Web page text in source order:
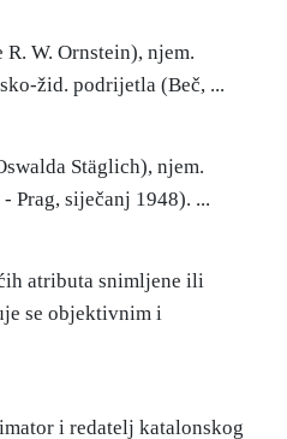
W. Ornstein), njem.
žid. podrijetla (Beč, ...
Stäglich), njem.
Prag, siječanj 1948). ...
atributa snimljene ili
se objektivnim i
i redatelj katalonskog